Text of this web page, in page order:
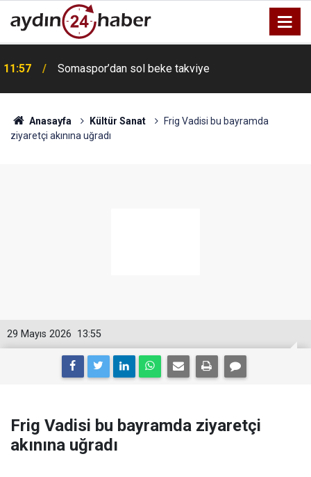
11:57 Somaspor’dan sol beke takviye
Anasayfa Kültür Sanat
Frig Vadisi bu bayramda
ziyaretçi akınına uğradı
13:55
29 Mayıs 2026
Frig Vadisi bu bayramda ziyaretçi
akınına uğradı